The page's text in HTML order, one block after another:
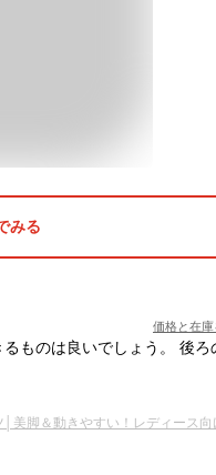
みる
価格と在庫
ものは良いでしょう。 後ろ
美脚＆動きやすい！レディース向